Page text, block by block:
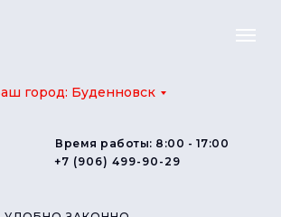
город: Буденновск
Время работы: 8:00 - 17:00
+7 (906) 499-90-29